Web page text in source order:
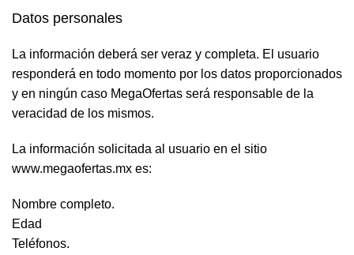
Datos personales
La información deberá ser veraz y completa. El usuario
responderá en todo momento por los datos proporcionados
y en ningún caso MegaOfertas será responsable de la
veracidad de los mismos.
La información solicitada al usuario en el sitio
www.megaofertas.mx es:
Nombre completo.
Edad
Teléfonos.